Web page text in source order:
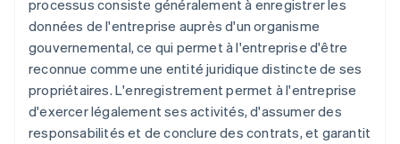
processus consiste généralement à enregistrer les
données de l'entreprise auprès d'un organisme
gouvernemental, ce qui permet à l'entreprise d'être
reconnue comme une entité juridique distincte de ses
propriétaires. L'enregistrement permet à l'entreprise
d'exercer légalement ses activités, d'assumer des
responsabilités et de conclure des contrats, et garantit